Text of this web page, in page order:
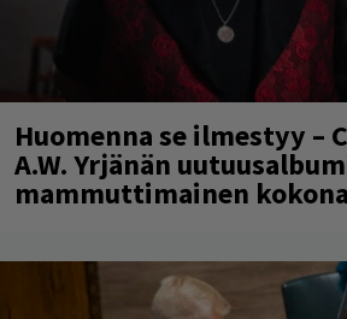
Huomenna se ilmestyy –
A.W. Yrjänän
mammuttimainen